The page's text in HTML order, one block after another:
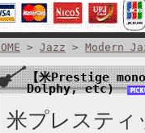
> Jazz > Modern
【米Prestige
Dolphy, etc)
米プレステ